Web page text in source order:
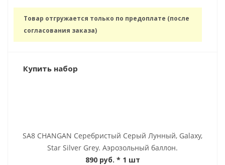
Товар отгружается только по предоплате (после
согласования заказа)
Купить набор
SA8 CHANGAN Серебристый Серый Лунный, Galaxy,
Star Silver Grey. Аэрозольный баллон.
890 руб. * 1 шт